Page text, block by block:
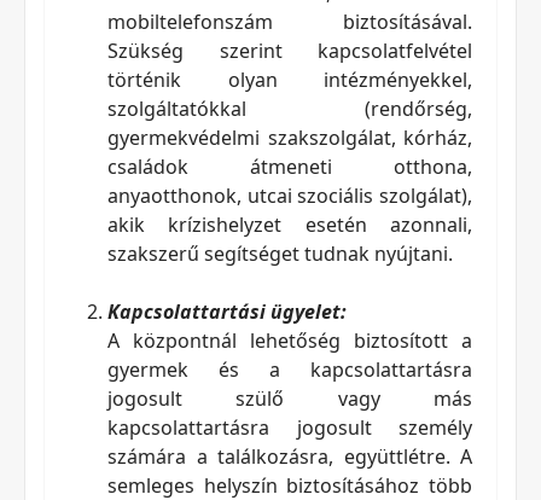
mobiltelefonszám biztosításával.
Szükség szerint kapcsolatfelvétel
történik olyan intézményekkel,
szolgáltatókkal (rendőrség,
gyermekvédelmi szakszolgálat, kórház,
családok átmeneti otthona,
anyaotthonok, utcai szociális szolgálat),
akik krízishelyzet esetén azonnali,
szakszerű segítséget tudnak nyújtani.
Kapcsolattartási ügyelet:
A központnál lehetőség biztosított a
gyermek és a kapcsolattartásra
jogosult szülő vagy más
kapcsolattartásra jogosult személy
számára a találkozásra, együttlétre. A
semleges helyszín biztosításához több